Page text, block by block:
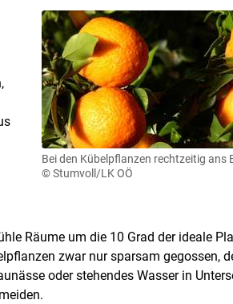
Bei den Kübelpflanzen rechtzeitig ans
© Stumvoll/LK OÖ
Räume um die 10 Grad der ideale
zwar nur sparsam gegossen,
oder stehendes Wasser in